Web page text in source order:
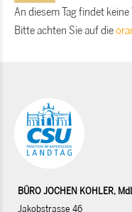
An diesem Tag findet
Bitte achten Sie auf die
BÜRO JOCHEN KOHLER,
Jakobstrasse 46